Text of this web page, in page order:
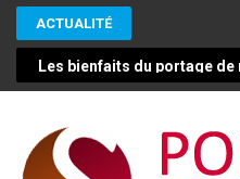
Aller
contenu
(Pressez
ACTUALITÉ
Les bienfaits du portage